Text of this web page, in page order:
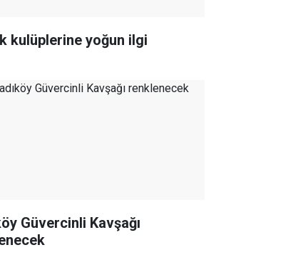
kulüplerine yoğun ilgi
Güvercinli Kavşağı